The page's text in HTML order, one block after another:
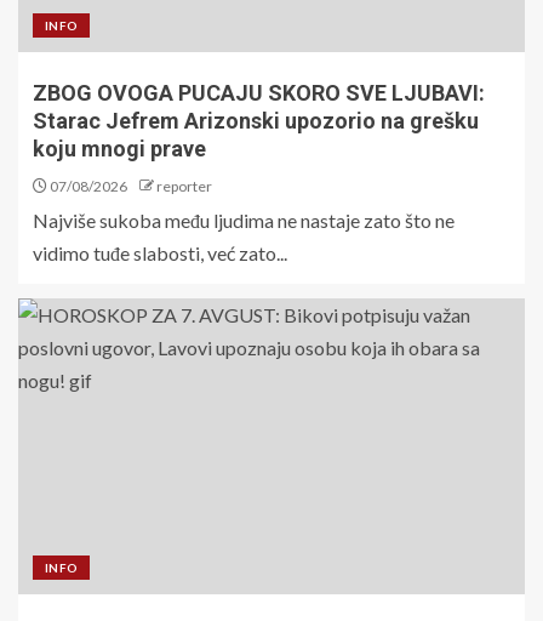
INFO
ZBOG OVOGA PUCAJU SKORO SVE LJUBAVI:
Starac Jefrem Arizonski upozorio na grešku
koju mnogi prave
07/08/2026 reporter
Najviše sukoba među ljudima ne nastaje zato što ne
vidimo tuđe slabosti, već zato...
INFO